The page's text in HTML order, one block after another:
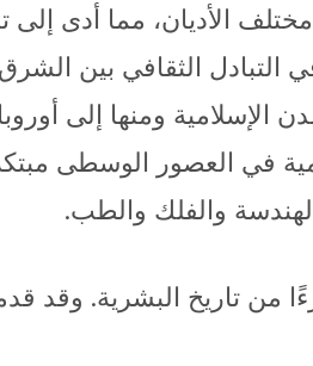
الأديان، مما أدى إلى
الثقافي بين
الإسلامية ومنها إلى
في العصور الوسطى
والفلك والطب.
من تاريخ البشرية.